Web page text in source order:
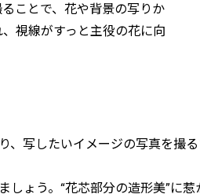
ことで、花や背景の写りか
視線がすっと主役の花に向
、写したいイメージの写真を撮
ょう。“花芯部分の造形美”に